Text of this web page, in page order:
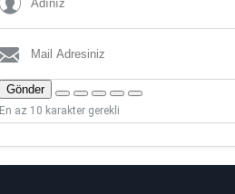
Gönder
En az 10 karakter gerekli